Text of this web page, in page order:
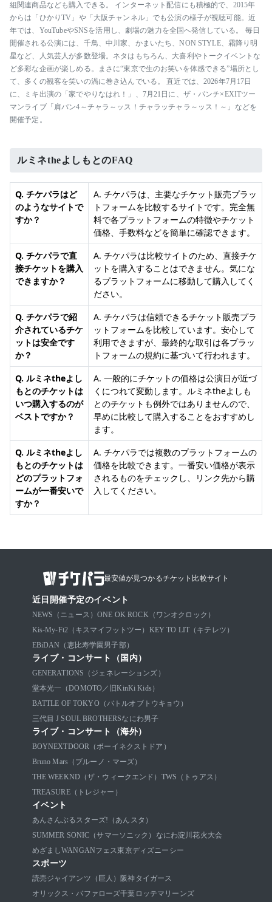
組関連商品なども購入できる。 インターネット配信にも積極的で、2015年
からは「ひかりTV」や「大阪チャンネル」でも公演の様子が視聴可能。近
年では、YouTubeやSNSを活用し、劇場の魅力を全国へ発信している。 毎日
開催される公演には、千鳥、中川家、かまいたち、NON STYLE、霜降り明
星など、人気芸人が多数登場。ネタはもちろん、大喜利やトークイベントな
ど多彩な企画が楽しめる。まさに“東京で生のお笑いを体感できる”場所とし
て、多くの観客を笑いの渦に巻き込んでいる。 直近では、2026年7月17日
に、ミキ出演の「家でやりなはれ！」、7月21日に、ザ・パンチ×EXITツー
マンライブ「肩パン4～チャラ～ッス！チャラッチャラ～ッス！～」などを
開催予定。
ルミネtheよしもとのFAQ
Q. チケパラはど
のようなサイトで
すか？
A. チケパラは、主要なチケット販売プラッ
トフォームを比較するサイトです。完全無
料で各プラットフォームの特徴やチケット
価格、手数料などを簡単に確認できます。
Q. チケパラで直
接チケットを購入
できますか？
A. チケパラは比較サイトのため、直接チケ
ットを購入することはできません。気にな
るプラットフォームに移動して購入してく
ださい。
Q. チケパラで紹
介されているチケ
ットは安全です
か？
A. チケパラは信頼できるチケット販売プラ
ットフォームを比較しています。安心して
利用できますが、最終的な取引は各プラッ
トフォームの規約に基づいて行われます。
Q. ルミネtheよし
もとのチケットは
いつ購入するのが
ベストですか？
A. 一般的にチケットの価格は公演日が近づ
くにつれて変動します。ルミネtheよしも
とのチケットも例外ではありませんので、
早めに比較して購入することをおすすめし
ます。
Q. ルミネtheよし
もとのチケットは
どのプラットフォ
ームが一番安いで
すか？
A. チケパラでは複数のプラットフォームの
価格を比較できます。一番安い価格が表示
されるものをチェックし、リンク先から購
入してください。
最安値が見つかるチケット比較サイト
近日開催予定のイベント
NEWS（ニュース） ONE OK ROCK（ワンオクロック）
Kis-My-Ft2（キスマイフットツー） KEY TO LIT（キテレツ）
EBiDAN（恵比寿学園男子部）
ライブ・コンサート（国内）
GENERATIONS（ジェネレーションズ）
堂本光一（DOMOTO／旧KinKi Kids）
BATTLE OF TOKYO（バトルオブトウキョウ）
三代目 J SOUL BROTHERSなにわ男子
ライブ・コンサート（海外）
BOYNEXTDOOR（ボーイネクストドア）
Bruno Mars（ブルーノ・マーズ）
THE WEEKND（ザ・ウィークエンド） TWS（トゥアス）
TREASURE（トレジャー）
イベント
あんさんぶるスターズ!（あんスタ）
SUMMER SONIC（サマーソニック） なにわ淀川花火大会
めざましWANGANフェス東京ディズニーシー
スポーツ
読売ジャイアンツ（巨人）
阪神タイガース
オリックス・バファローズ千葉ロッテマリーンズ